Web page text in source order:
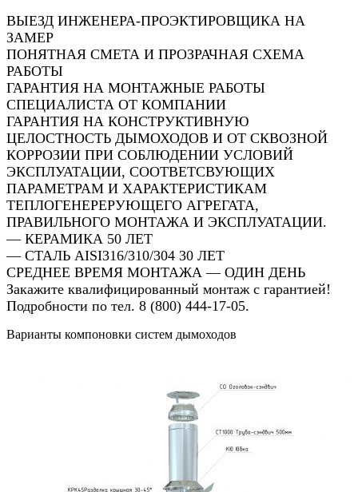
ВЫЕЗД ИНЖЕНЕРА-ПРОЭКТИРОВЩИКА НА
ЗАМЕР
ПОНЯТНАЯ СМЕТА И ПРОЗРАЧНАЯ СХЕМА
РАБОТЫ
ГАРАНТИЯ НА МОНТАЖНЫЕ РАБОТЫ
СПЕЦИАЛИСТА ОТ КОМПАНИИ
ГАРАНТИЯ НА КОНСТРУКТИВНУЮ
ЦЕЛОСТНОСТЬ ДЫМОХОДОВ И ОТ СКВОЗНОЙ
КОРРОЗИИ ПРИ СОБЛЮДЕНИИ УСЛОВИЙ
ЭКСПЛУАТАЦИИ, СООТВЕТСВУЮЩИХ
ПАРАМЕТРАМ И ХАРАКТЕРИСТИКАМ
ТЕПЛОГЕНЕРЕРУЮЩЕГО АГРЕГАТА,
ПРАВИЛЬНОГО МОНТАЖА И ЭКСПЛУАТАЦИИ.
— КЕРАМИКА 50 ЛЕТ
— СТАЛЬ AISI316/310/304 30 ЛЕТ
СРЕДНЕЕ ВРЕМЯ МОНТАЖА — ОДИН ДЕНЬ
Закажите квалифицированный монтаж с гарантией!
Подробности по тел. 8 (800) 444-17-05.
Варианты компоновки систем дымоходов